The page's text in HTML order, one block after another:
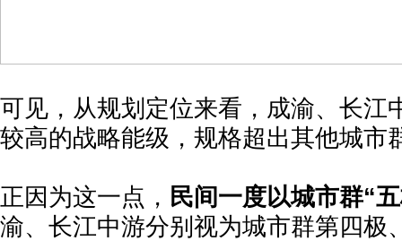
可见，从规划定位来看，成渝、长江
较高的战略能级，规格超出其他城市
正因为这一点， 民间一度以城市群“
渝、长江中游分别视为城市群第四极